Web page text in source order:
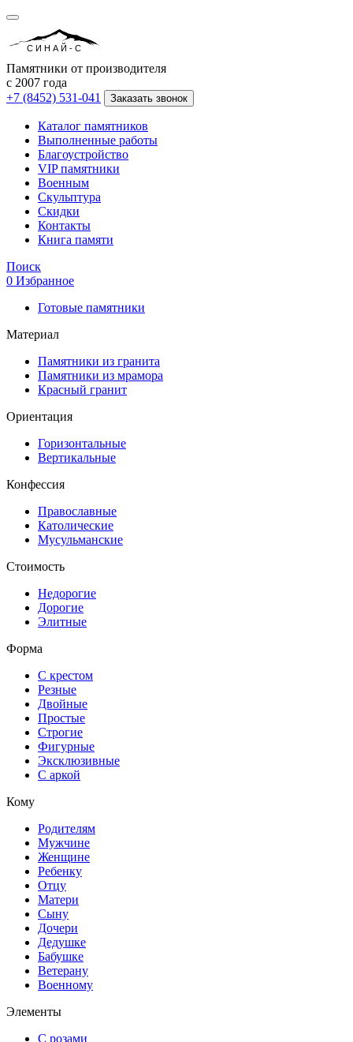
СИНАЙ-С
Памятники от производителя
с 2007 года
+7 (8452) 531-041
Заказать звонок
Каталог памятников
Выполненные работы
Благоустройство
VIP памятники
Военным
Скульптура
Скидки
Контакты
Книга памяти
Поиск
0 Избранное
Готовые памятники
Материал
Памятники из гранита
Памятники из мрамора
Красный гранит
Ориентация
Горизонтальные
Вертикальные
Конфессия
Православные
Католические
Мусульманские
Стоимость
Недорогие
Дорогие
Элитные
Форма
С крестом
Резные
Двойные
Простые
Строгие
Фигурные
Эксклюзивные
С аркой
Кому
Родителям
Мужчине
Женщине
Ребенку
Отцу
Матери
Сыну
Дочери
Дедушке
Бабушке
Ветерану
Военному
Элементы
С розами